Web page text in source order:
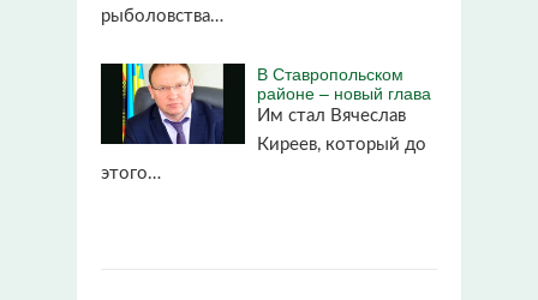
рыболовства…
В Ставропольском
районе – новый глава
Им стал Вячеслав
Киреев, который до
этого…